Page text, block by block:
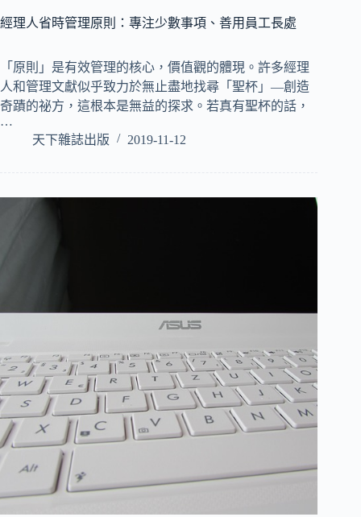
經理人省時管理原則：專注少數事項、善用員工長處
「原則」是有效管理的核心，價值觀的體現。許多經理
人和管理文獻似乎致力於無止盡地找尋「聖杯」—創造
奇蹟的祕方，這根本是無益的探求。若真有聖杯的話，
…
天下雜誌出版
2019-11-12